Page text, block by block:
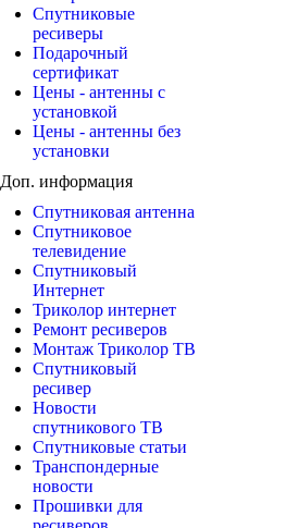
Спутниковые
ресиверы
Подарочный
сертификат
Цены - антенны с
установкой
Цены - антенны без
установки
Доп. информация
Спутниковая антенна
Спутниковое
телевидение
Спутниковый
Интернет
Триколор интернет
Ремонт ресиверов
Монтаж Триколор ТВ
Спутниковый
ресивер
Новости
спутникового ТВ
Спутниковые статьи
Транспондерные
новости
Прошивки для